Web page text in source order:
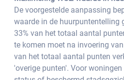
De voorgestelde aanpassing
waarde in de huurpuntentelling
33% van het totaal aantal
te komen moet na invoering
van het totaal aantal punten
'overige punten'. Voor